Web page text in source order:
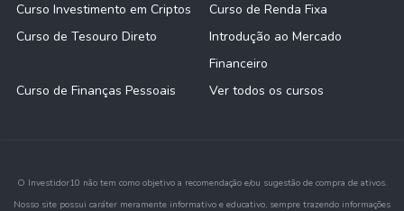
Curso Investimento em Criptos
Curso de Renda Fixa
Curso de Tesouro Direto
Introdução ao Mercado
Financeiro
Curso de Finanças Pessoais
Ver todos os cursos
O Investidor10 não tem como objetivo a recomendação e/ou sugestão de compra de ativos.
Nosso site possui caráter meramente informativo e educativo, sempre trazendo informações